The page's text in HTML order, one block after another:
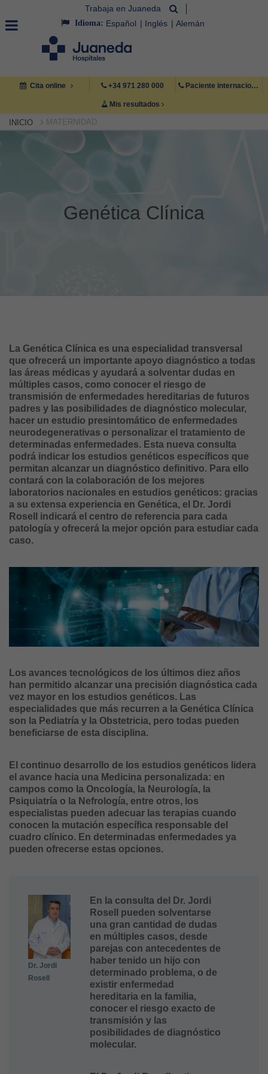
Trabaja en Juaneda
Idioma: Español Inglés Alemán
Cita online +34 971 280 000 Paciente internacional +34 971 222 222
Mis resultados
INICIO MATERNIDAD
Genética Clínica
La Genética Clínica es una especialidad transversal
que ofrecerá un importante apoyo diagnóstico a todas
las áreas médicas y ayudará a solventar dudas en
múltiples casos, como conocer el riesgo de
transmisión de enfermedades hereditarias de futuros
padres y las posibilidades de diagnóstico molecular,
hacer un estudio presintomático de enfermedades
neurodegenerativas o personalizar el tratamiento de
determinadas enfermedades. Esta nueva consulta
podrá indicar los estudios genéticos específicos que
permitan alcanzar un diagnóstico definitivo. Para ello
contará con la colaboración de los mejores
laboratorios nacionales en estudios genéticos: gracias
a su extensa experiencia en Genética, el Dr. Jordi
Rosell indicará el centro de referencia para cada
patología y ofrecerá la mejor opción para estudiar cada
caso.
Los avances tecnológicos de los últimos diez años
han permitido alcanzar una precisión diagnóstica cada
vez mayor en los estudios genéticos. Las
especialidades que más recurren a la Genética Clínica
son la Pediatría y la Obstetricia, pero todas pueden
beneficiarse de esta disciplina.
El continuo desarrollo de los estudios genéticos lidera
el avance hacia una Medicina personalizada: en
campos como la Oncología, la Neurología, la
Psiquiatría o la Nefrología, entre otros, los
especialistas pueden adecuar las terapias cuando
conocen la mutación específica responsable del
cuadro clínico. En determinadas enfermedades ya
pueden ofrecerse estas opciones.
Dr. Jordi
Rosell
En la consulta del Dr. Jordi
Rosell pueden solventarse
una gran cantidad de dudas
en múltiples casos, desde
parejas con antecedentes de
haber tenido un hijo con
determinado problema, o de
existir enfermedad
hereditaria en la familia,
conocer el riesgo exacto de
transmisión y las
posibilidades de diagnóstico
molecular.